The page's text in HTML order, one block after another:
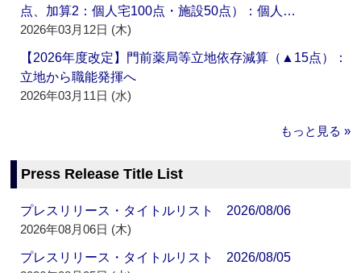
点、加算2：個人宅100点・施設50点）：個人…
2026年03月12日 (木)
【2026年度改定】門前薬局等立地依存減算（▲15点）：
立地から職能発揮へ
2026年03月11日 (水)
もっと見る »
Press Release Title List
プレスリリース・タイトルリスト 2026/08/06
2026年08月06日 (木)
プレスリリース・タイトルリスト 2026/08/05